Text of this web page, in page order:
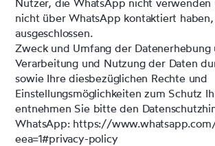
Nutzer, die WhatsApp nicht
nicht über WhatsApp kontaktiert
ausgeschlossen.
Zweck und Umfang der
Verarbeitung und Nutzung der Daten
sowie Ihre diesbezüglichen Rechte und
Einstellungsmöglichkeiten zum Schutz
entnehmen Sie bitte den
WhatsApp: https://www.whatsapp.com
eea=1#privacy-policy